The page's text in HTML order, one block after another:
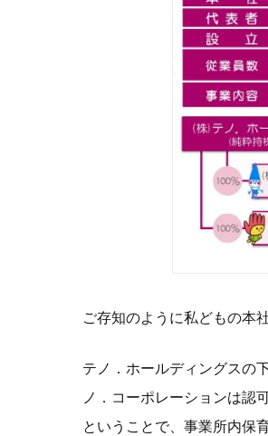
ご存知のように私どもの本
テノ．ホールディングスの
ノ．コーポレーションは認
ということで、事業所内保